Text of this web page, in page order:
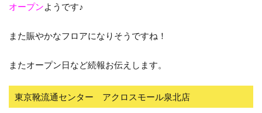
オープン ようです♪
また賑やかなフロアになりそうですね！
またオープン日など続報お伝えします。
東京靴流通センター アクロスモール泉北店